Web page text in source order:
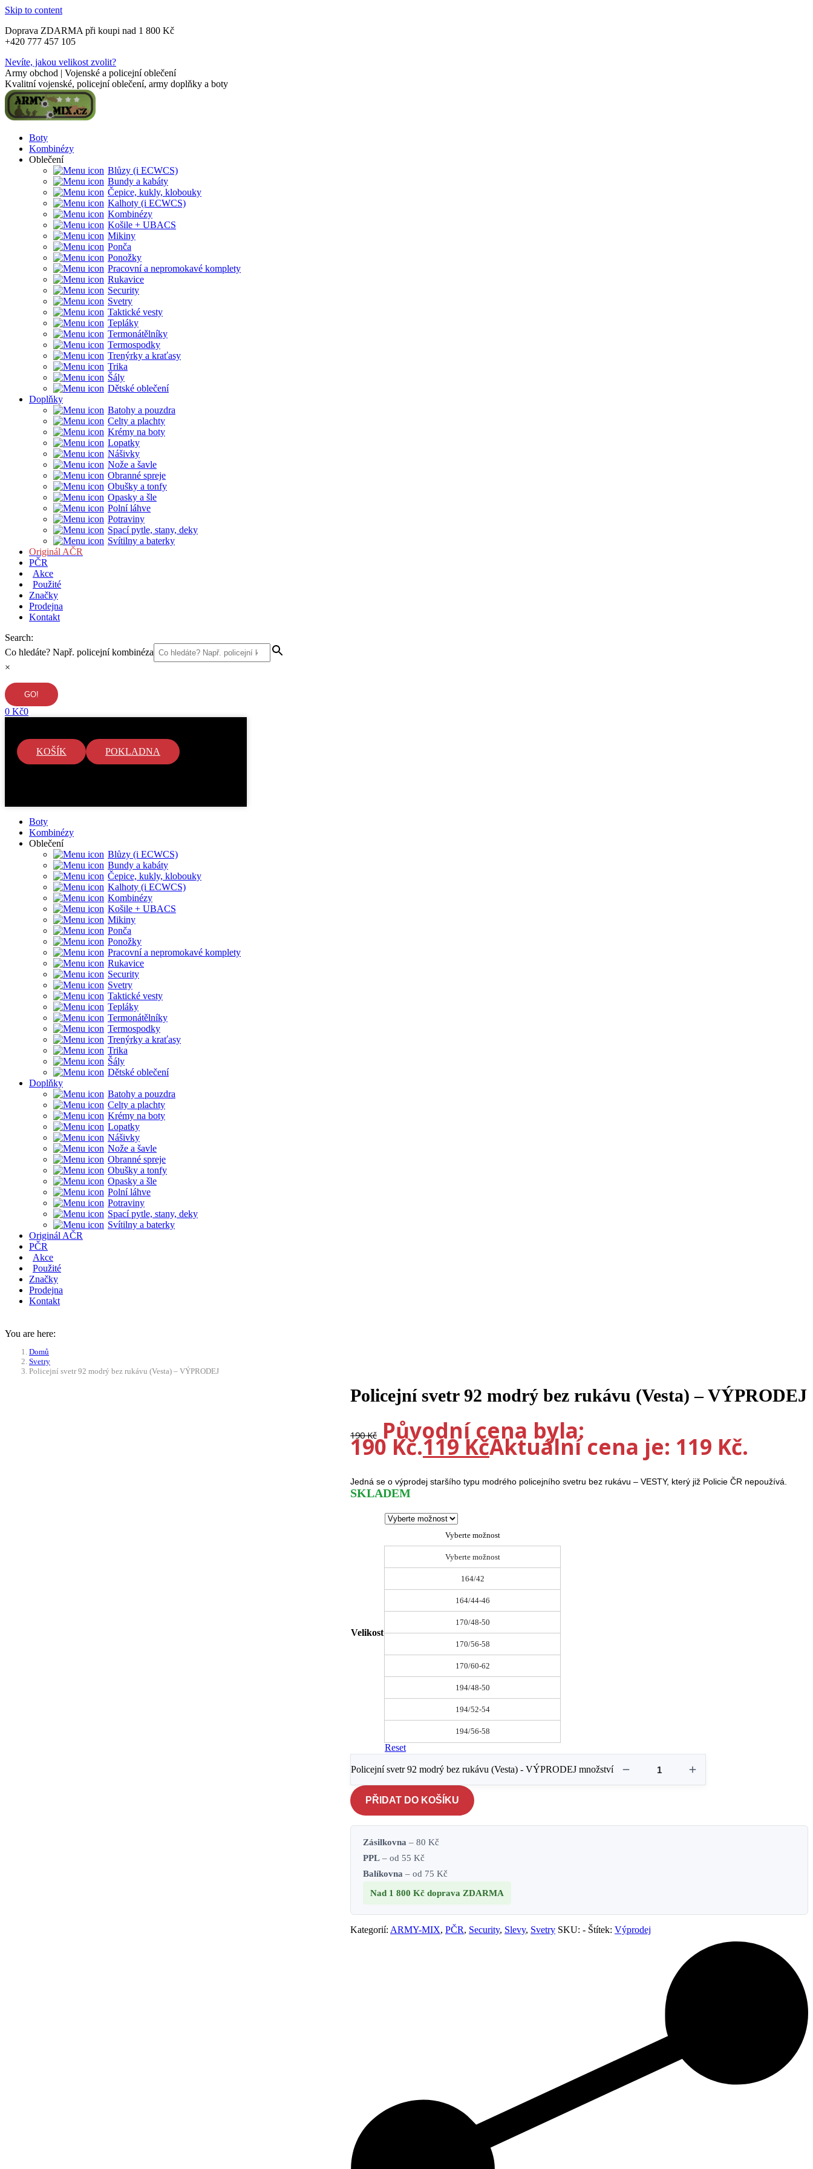
Skip to content
Doprava ZDARMA při koupi nad 1 800 Kč
+420 777 457 105
Nevíte, jakou velikost zvolit?
Army obchod | Vojenské a policejní oblečení
Kvalitní vojenské, policejní oblečení, army doplňky a boty
Boty
Kombinézy
Oblečení
Blůzy (i ECWCS)
Bundy a kabáty
Čepice, kukly, klobouky
Kalhoty (i ECWCS)
Kombinézy
Košile + UBACS
Mikiny
Ponča
Ponožky
Pracovní a nepromokavé komplety
Rukavice
Security
Svetry
Taktické vesty
Tepláky
Termonátělníky
Termospodky
Trenýrky a kraťasy
Trika
Šály
Dětské oblečení
Doplňky
Batohy a pouzdra
Celty a plachty
Krémy na boty
Lopatky
Nášivky
Nože a šavle
Obranné spreje
Obušky a tonfy
Opasky a šle
Polní láhve
Potraviny
Spací pytle, stany, deky
Svítilny a baterky
Originál AČR
PČR
Akce
Použité
Značky
Prodejna
Kontakt
Search:
Co hledáte? Např. policejní kombinéza
×
0 Kč0
KOŠÍK POKLADNA
Boty
Kombinézy
Oblečení
Blůzy (i ECWCS)
Bundy a kabáty
Čepice, kukly, klobouky
Kalhoty (i ECWCS)
Kombinézy
Košile + UBACS
Mikiny
Ponča
Ponožky
Pracovní a nepromokavé komplety
Rukavice
Security
Svetry
Taktické vesty
Tepláky
Termonátělníky
Termospodky
Trenýrky a kraťasy
Trika
Šály
Dětské oblečení
Doplňky
Batohy a pouzdra
Celty a plachty
Krémy na boty
Lopatky
Nášivky
Nože a šavle
Obranné spreje
Obušky a tonfy
Opasky a šle
Polní láhve
Potraviny
Spací pytle, stany, deky
Svítilny a baterky
Originál AČR
PČR
Akce
Použité
Značky
Prodejna
Kontakt
You are here:
Domů
Svetry
Policejní svetr 92 modrý bez rukávu (Vesta) – VÝPRODEJ
Policejní svetr 92 modrý bez rukávu (Vesta) – VÝPRODEJ
190Kč Původní cena byla:
190 Kč.119KčAktuální cena je: 119 Kč.
Jedná se o výprodej staršího typu modrého policejního svetru bez rukávu – VESTY, který již Policie ČR nepoužívá.
SKLADEM
Velikost
Vyberte možnost
Vyberte možnost
164/42
164/44-46
170/48-50
170/56-58
170/60-62
194/48-50
194/52-54
194/56-58
Reset
Policejní svetr 92 modrý bez rukávu (Vesta) - VÝPRODEJ množství
PŘIDAT DO KOŠÍKU
Zásilkovna – 80 Kč
PPL – od 55 Kč
Balíkovna – od 75 Kč
Nad 1 800 Kčdoprava ZDARMA
Kategorií: ARMY-MIX,PČR, Security, Slevy, Svetry SKU:- Štítek:Výprodej